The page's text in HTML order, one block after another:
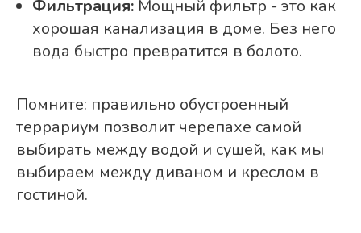
Фильтрация: Мощный фильтр - это как
хорошая канализация в доме. Без него
вода быстро превратится в болото.
Помните: правильно обустроенный
террариум позволит черепахе самой
выбирать между водой и сушей, как мы
выбираем между диваном и креслом в
гостиной.